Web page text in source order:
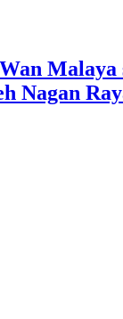
Malaya
Nagan